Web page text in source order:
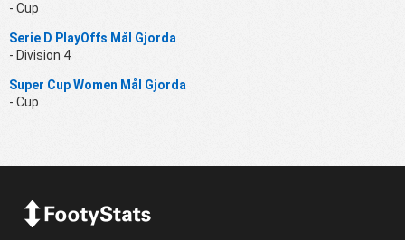
- Cup
Serie D PlayOffs Mål Gjorda
- Division 4
Super Cup Women Mål Gjorda
- Cup